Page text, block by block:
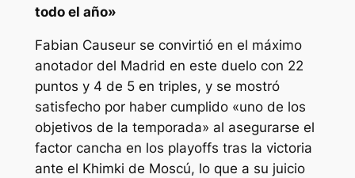
todo el año»
Fabian Causeur se convirtió en el máximo
anotador del Madrid en este duelo con 22
puntos y 4 de 5 en triples, y se mostró
satisfecho por haber cumplido «uno de los
objetivos de la temporada» al asegurarse el
factor cancha en los playoffs tras la victoria
ante el Khimki de Moscú, lo que a su juicio